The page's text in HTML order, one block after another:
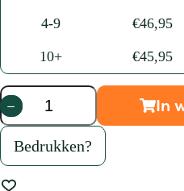
4-9 €46,95
10+ €45,95
Hamburgerbox
XL
12×12×10
cm
karton
aantal
In
Bedrukken?